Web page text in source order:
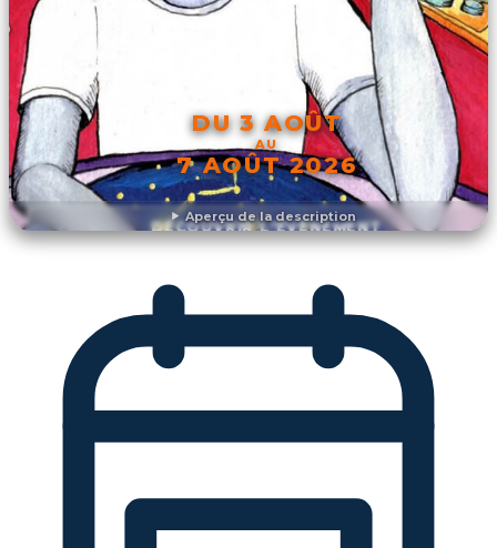
Aperçu de la description
DU 3 AOÛT
AU
7 AOÛT 2026
DÉCOUVRIR L'ÉVÉNEMENT